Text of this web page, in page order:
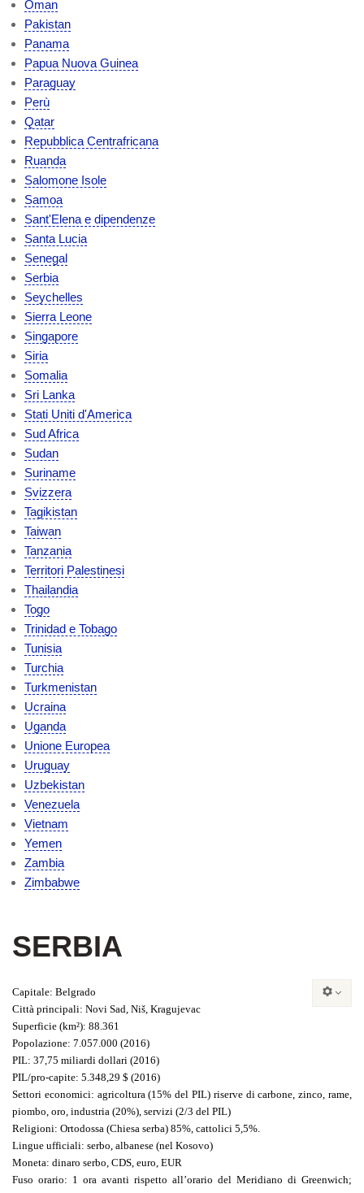
Oman
Pakistan
Panama
Papua Nuova Guinea
Paraguay
Perù
Qatar
Repubblica Centrafricana
Ruanda
Salomone Isole
Samoa
Sant'Elena e dipendenze
Santa Lucia
Senegal
Serbia
Seychelles
Sierra Leone
Singapore
Siria
Somalia
Sri Lanka
Stati Uniti d'America
Sud Africa
Sudan
Suriname
Svizzera
Tagikistan
Taiwan
Tanzania
Territori Palestinesi
Thailandia
Togo
Trinidad e Tobago
Tunisia
Turchia
Turkmenistan
Ucraina
Uganda
Unione Europea
Uruguay
Uzbekistan
Venezuela
Vietnam
Yemen
Zambia
Zimbabwe
SERBIA
Capitale: Belgrado
Città principali: Novi Sad, Niš, Kragujevac
Superficie (km²): 88.361
Popolazione: 7.057.000 (2016)
PIL: 37,75 miliardi dollari (2016)
PIL/pro-capite: 5.348,29 $ (2016)
Settori economici: agricoltura (15% del PIL) riserve di carbone, zinco, rame,
piombo, oro, industria (20%), servizi (2/3 del PIL)
Religioni: Ortodossa (Chiesa serba) 85%, cattolici 5,5%.
Lingue ufficiali: serbo, albanese (nel Kosovo)
Moneta: dinaro serbo, CDS, euro, EUR
Fuso orario: 1 ora avanti rispetto all’orario del Meridiano di Greenwich;